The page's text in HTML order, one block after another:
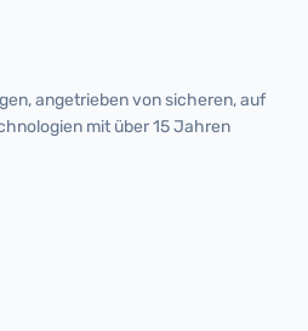
angetrieben von sicheren, auf
mit über 15 Jahren